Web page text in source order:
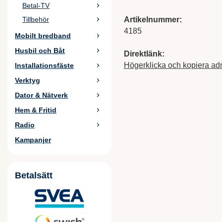
Betal-TV
Tillbehör
Mobilt bredband
Husbil och Båt
Installationsfäste
Verktyg
Dator & Nätverk
Hem & Fritid
Radio
Kampanjer
Betalsätt
Artikelnummer:
4185
Direktlänk:
Högerklicka och kopiera